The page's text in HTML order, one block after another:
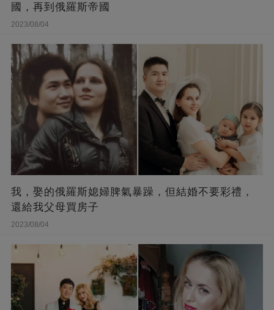
國，再到俄羅斯帝國
2023/08/04
我，娶的俄羅斯媳婦脾氣暴躁，但結婚不要彩禮，
還給我父母買房子
2023/08/04